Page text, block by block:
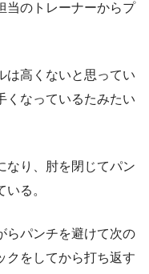
当のトレーナーからプ
は高くないと思ってい
くなっているたみたい
なり、肘を閉じてパン
る。
らパンチを避けて次の
クをしてから打ち返す